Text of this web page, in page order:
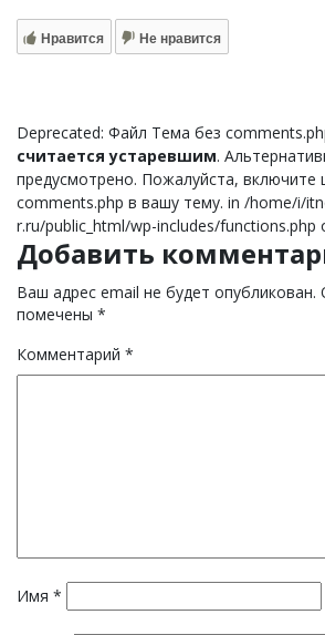
Нравится Не нравится
Deprecated: Файл Тема без
считается устаревшим.
предусмотрено. Пожалуйста, включите
comments.php в вашу тему. in /home/i/
r.ru/public_html/wp-includes/functions.php
Добавить
Ваш адрес email не будет опубликован.
помечены *
Комментарий *
Имя *